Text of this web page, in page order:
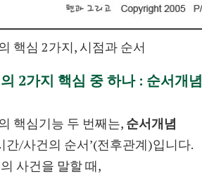
핵심 2가지, 시점과 순서
2가지 핵심 중 하나 : 순서개념
핵심기능 두 번째는, 순서개념
간/사건의 순서’(전후관계)입니다.
사건을 말할 때,